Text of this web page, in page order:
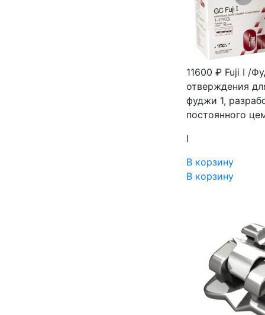
11600 ₽ Fuji I /
отверждения
фуджи 1,
постоянного
I
В корзину
В корзину